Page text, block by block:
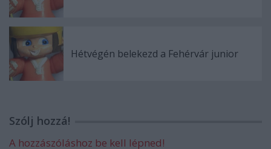
Hétvégén belekezd a Fehérvár junior
Szólj hozzá!
A hozzászóláshoz be kell lépned!